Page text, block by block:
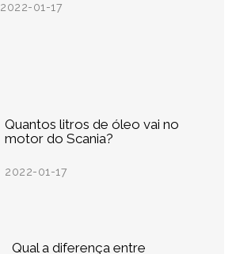
2022-01-17
Quantos litros de óleo vai no
motor do Scania?
2022-01-17
Qual a diferença entre